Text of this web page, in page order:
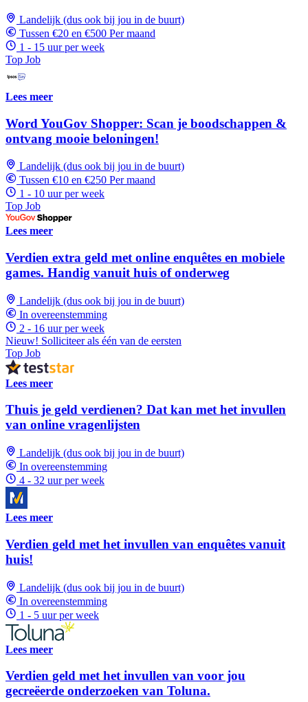
Landelijk (dus ook bij jou in de buurt)
Tussen €20 en €500 Per maand
1 - 15 uur per week
Top Job
Lees meer
Word YouGov Shopper: Scan je boodschappen &
ontvang mooie beloningen!
Landelijk (dus ook bij jou in de buurt)
Tussen €10 en €250 Per maand
1 - 10 uur per week
Top Job
Lees meer
Verdien extra geld met online enquêtes en mobiele
games. Handig vanuit huis of onderweg
Landelijk (dus ook bij jou in de buurt)
In overeenstemming
2 - 16 uur per week
Nieuw! Solliciteer als één van de eersten
Top Job
Lees meer
Thuis je geld verdienen? Dat kan met het invullen
van online vragenlijsten
Landelijk (dus ook bij jou in de buurt)
In overeenstemming
4 - 32 uur per week
Lees meer
Verdien geld met het invullen van enquêtes vanuit
huis!
Landelijk (dus ook bij jou in de buurt)
In overeenstemming
1 - 5 uur per week
Lees meer
Verdien geld met het invullen van voor jou
gecreëerde onderzoeken van Toluna.